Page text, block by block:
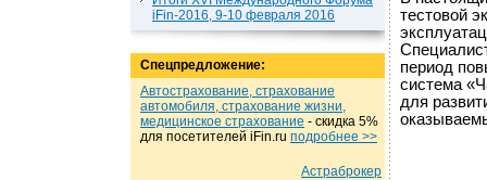
iFin-2016, 9-10 февраля 2016
Спецпредложение:
Автострахование, страхование
автомобиля, страхование жизни,
медицинское страхование - cкидка 5%
для посетителей iFin.ru подробнеe >>
Астраброкер
тестовой
период
система
для